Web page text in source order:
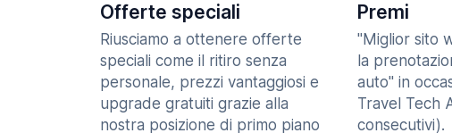
Offerte speciali
Riusciamo a ottenere offerte
speciali come il ritiro senza
personale, prezzi vantaggiosi e
upgrade gratuiti grazie alla
nostra posizione di primo piano
Premi
"Miglior sito
la
auto" in
Travel Tech
consecutivi).